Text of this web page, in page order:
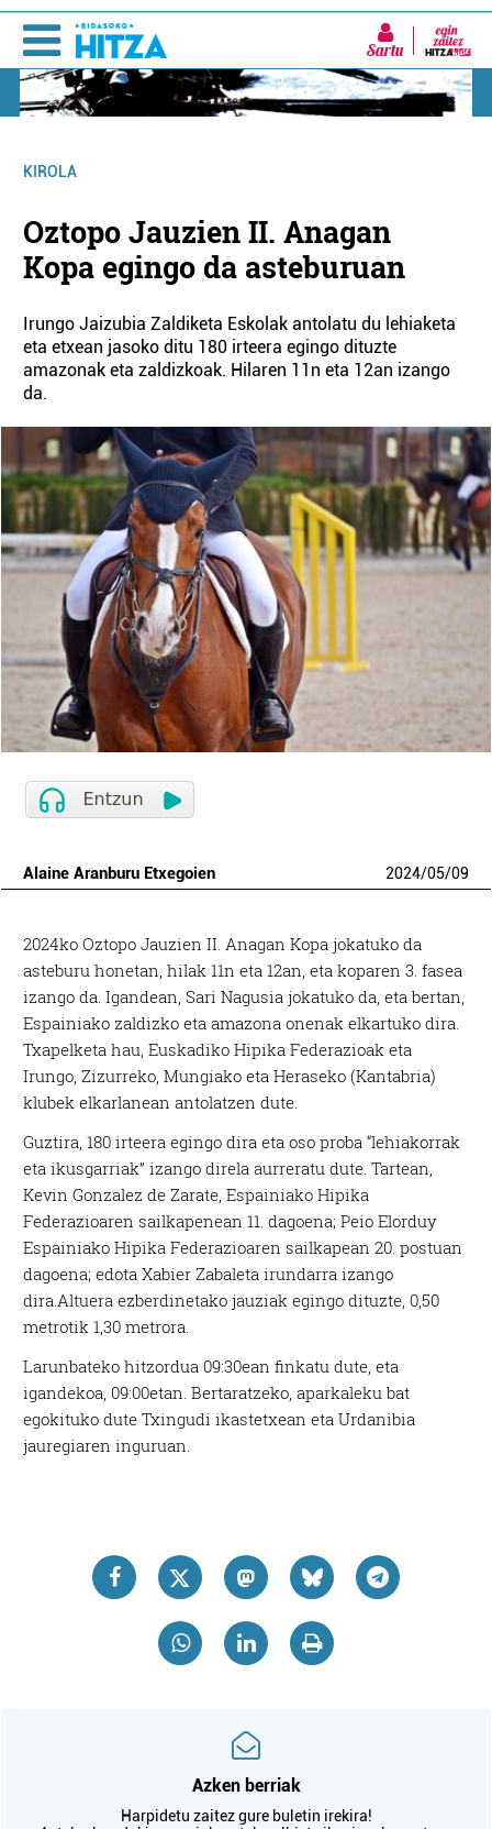
Sartu
KIROLA
Oztopo Jauzien II. Anagan
Kopa egingo da asteburuan
Irungo Jaizubia Zaldiketa Eskolak antolatu du lehiaketa
eta etxean jasoko ditu 180 irteera egingo dituzte
amazonak eta zaldizkoak. Hilaren 11n eta 12an izango
da.
Alaine Aranburu Etxegoien 2024/05/09
2024ko Oztopo Jauzien II. Anagan Kopa jokatuko da
asteburu honetan, hilak 11n eta 12an, eta koparen 3. fasea
izango da. Igandean, Sari Nagusia jokatuko da, eta bertan,
Espainiako zaldizko eta amazona onenak elkartuko dira.
Txapelketa hau, Euskadiko Hipika Federazioak eta
Irungo, Zizurreko, Mungiako eta Heraseko (Kantabria)
klubek elkarlanean antolatzen dute.
Guztira, 180 irteera egingo dira eta oso proba “lehiakorrak
eta ikusgarriak” izango direla aurreratu dute. Tartean,
Kevin Gonzalez de Zarate, Espainiako Hipika
Federazioaren sailkapenean 11. dagoena; Peio Elorduy
Espainiako Hipika Federazioaren sailkapean 20. postuan
dagoena; edota Xabier Zabaleta irundarra izango
dira.Altuera ezberdinetako jauziak egingo dituzte, 0,50
metrotik 1,30 metrora.
Larunbateko hitzordua 09:30ean finkatu dute, eta
igandekoa, 09:00etan. Bertaratzeko, aparkaleku bat
egokituko dute Txingudi ikastetxean eta Urdanibia
jauregiaren inguruan.
Azken berriak
Harpidetu zaitez gure buletin irekira!